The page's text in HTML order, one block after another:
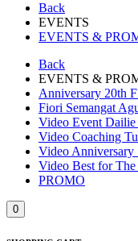
Back
EVENTS
EVENTS &
Back
EVENTS &
Anniversary 20th
Fiori Semangat
Video Event
Video Coaching
Video Anniversary
Video Best for
PROMO
0